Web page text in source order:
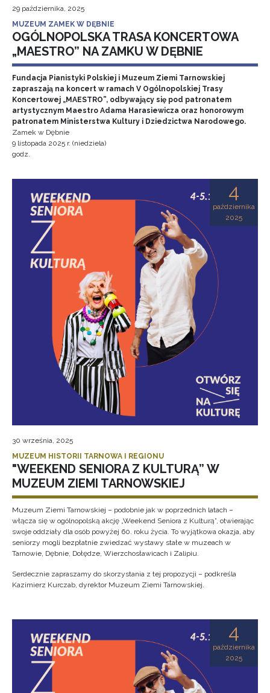
29 października, 2025
MUZEUM ZAMEK W DĘBNIE
OGÓLNOPOLSKA TRASA KONCERTOWA
„MAESTRO” NA ZAMKU W DĘBNIE
Fundacja Pianistyki Polskiej i Muzeum Ziemi Tarnowskiej
zapraszają na koncert w ramach V Ogólnopolskiej Trasy
Koncertowej „MAESTRO”, odbywający się pod patronatem
artystycznym Maestro Adama Harasiewicza oraz honorowym
patronatem Ministerstwa Kultury i Dziedzictwa Narodowego.
Zamek w Dębnie
9 listopada 2025 r. (niedziela)
godz.
4
października
2025
30 września, 2025
MUZEUM HISTORII TARNOWA I REGIONU
"WEEKEND SENIORA Z KULTURĄ” W
MUZEUM ZIEMI TARNOWSKIEJ
Muzeum Ziemi Tarnowskiej – podobnie jak w poprzednich latach –
włącza się w ogólnopolską akcję „Weekend Seniora z Kulturą”, otwierając
swoje oddziały dla osób powyżej 60. roku życia. To wyjątkowa okazja, aby
seniorzy mogli bezpłatnie zwiedzać wystawy stałe w muzeach w
Tarnowie, Dębnie, Dołędze, Wierzchosławicach i Zalipiu.
Serdecznie zapraszamy do skorzystania z tej propozycji – podkreśla
Kazimierz Kurczab, dyrektor Muzeum Ziemi Tarnowskiej.
4
października
2025